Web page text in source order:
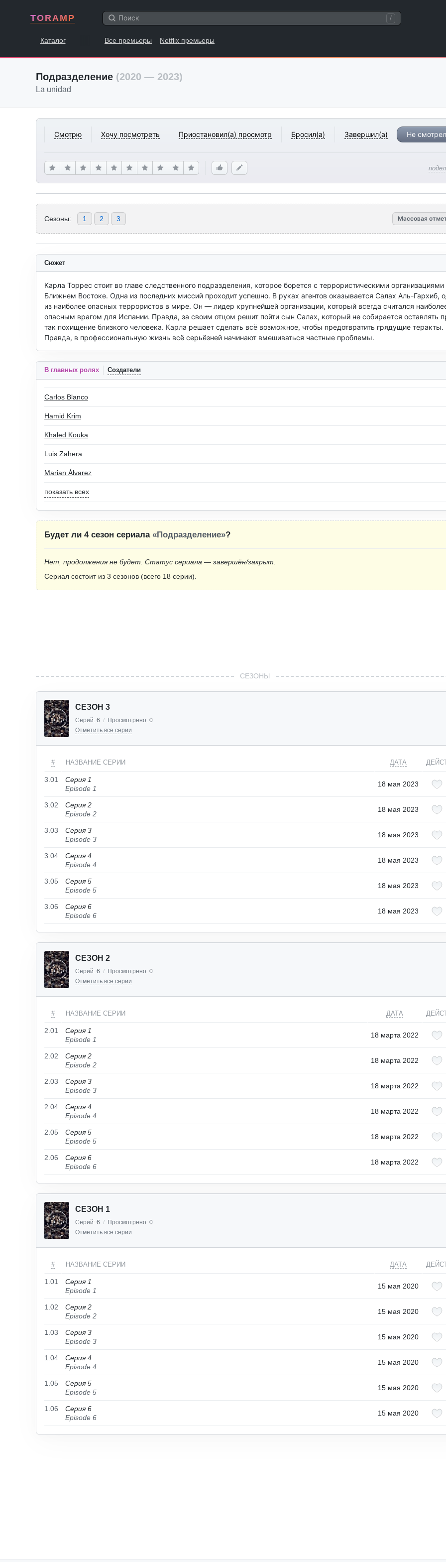
TORAMP /
Каталог Все премьеры Netflix премьеры
Подразделение (2020 — 2023)
La unidad
Смотрю Хочу посмотреть Приостановил(а) просмотр Бросил(а) Завершил(а) Не
Сезоны: 1 2 3 Массовая
Сюжет
Карла Торрес стоит во главе следственного подразделения, которое борется с террористическими организациями
Ближнем Востоке. Одна из последних миссий проходит успешно. В руках агентов оказывается Салах Аль-Гархиб,
из наиболее опасных террористов в мире. Он — лидер крупнейшей организации, который всегда считался
опасным врагом для Испании. Правда, за своим отцом решит пойти сын Салах, который не собирается оставлять
так похищение близкого человека. Карла решает сделать всё возможное, чтобы предотвратить грядущие теракты.
Правда, в профессиональную жизнь всё серьёзней начинают вмешиваться частные проблемы.
В главных ролях Создатели
Carlos Blanco
Hamid Krim
Khaled Kouka
Luis Zahera
Marian Álvarez
показать всех
Будет ли 4 сезон сериала «Подразделение»?
Нет, продолжения не будет. Статус сериала — завершён/закрыт.
Сериал состоит из 3 сезонов (всего 18 серии).
СЕЗОНЫ
СЕЗОН 3
Серий: 6 / Просмотрено: 0
Отметить все серии
# НАЗВАНИЕ СЕРИИ ДАТА
3.01
Серия 1
Episode 1
18 мая 2023
3.02
Серия 2
Episode 2
18 мая 2023
3.03
Серия 3
Episode 3
18 мая 2023
3.04
Серия 4
Episode 4
18 мая 2023
3.05
Серия 5
Episode 5
18 мая 2023
3.06
Серия 6
Episode 6
18 мая 2023
СЕЗОН 2
Серий: 6 / Просмотрено: 0
Отметить все серии
# НАЗВАНИЕ СЕРИИ ДАТА
2.01
Серия 1
Episode 1
18 марта 2022
2.02
Серия 2
Episode 2
18 марта 2022
2.03
Серия 3
Episode 3
18 марта 2022
2.04
Серия 4
Episode 4
18 марта 2022
2.05
Серия 5
Episode 5
18 марта 2022
2.06
Серия 6
Episode 6
18 марта 2022
СЕЗОН 1
Серий: 6 / Просмотрено: 0
Отметить все серии
# НАЗВАНИЕ СЕРИИ ДАТА
1.01
Серия 1
Episode 1
15 мая 2020
1.02
Серия 2
Episode 2
15 мая 2020
1.03
Серия 3
Episode 3
15 мая 2020
1.04
Серия 4
Episode 4
15 мая 2020
1.05
Серия 5
Episode 5
15 мая 2020
1.06
Серия 6
Episode 6
15 мая 2020